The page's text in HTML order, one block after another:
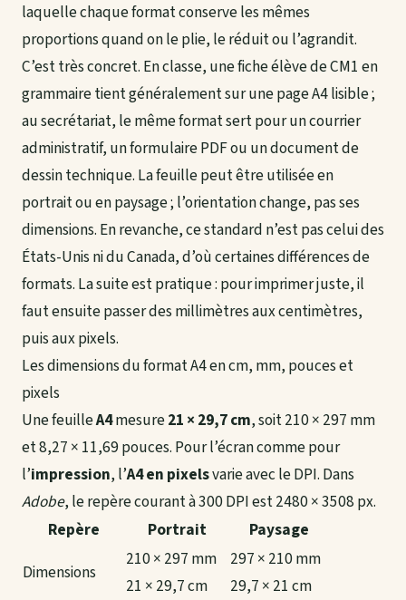
laquelle chaque format conserve les mêmes
proportions quand on le plie, le réduit ou l’agrandit.
C’est très concret. En classe, une fiche élève de CM1 en
grammaire tient généralement sur une page A4 lisible ;
au secrétariat, le même format sert pour un courrier
administratif, un formulaire PDF ou un document de
dessin technique. La feuille peut être utilisée en
portrait ou en paysage ; l’orientation change, pas ses
dimensions. En revanche, ce standard n’est pas celui des
États-Unis ni du Canada, d’où certaines différences de
formats. La suite est pratique : pour imprimer juste, il
faut ensuite passer des millimètres aux centimètres,
puis aux pixels.
Les dimensions du format A4 en cm, mm, pouces et
pixels
Une feuilleA4mesure21 × 29,7 cm, soit 210 × 297 mm
et 8,27 × 11,69 pouces. Pour l’écran comme pour
l’impression, l’A4 en pixelsvarie avec le DPI. Dans
Adobe, le repère courant à 300 DPI est 2480 × 3508 px.
Repère
Portrait
Paysage
Dimensions
210 × 297 mm
21 × 29,7 cm
297 × 210 mm
29,7 × 21 cm